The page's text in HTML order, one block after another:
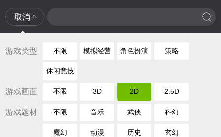
取消
游戏类型 不限 模拟经营 角色扮演 策略
休闲竞技
游戏画面 不限 3D 2D 2.5D
游戏题材 不限 音乐 武侠 科幻
魔幻 动漫 历史 玄幻